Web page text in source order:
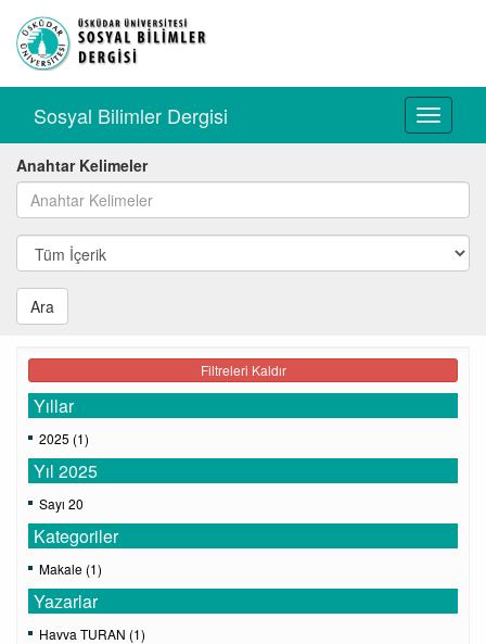
Toggle
Sosyal Bilimler Dergisi
Anahtar Kelimeler
Ara
Filtreleri Kaldır
Yıllar
2025 (1)
Yıl 2025
Sayı 20
Kategoriler
Makale (1)
Yazarlar
Havva TURAN (1)